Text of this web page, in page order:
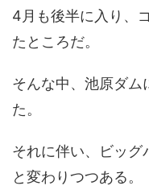
4月も後半に入り、
たところだ。
そんな中、池原ダム
た。
それに伴い、ビッグ
と変わりつつある。